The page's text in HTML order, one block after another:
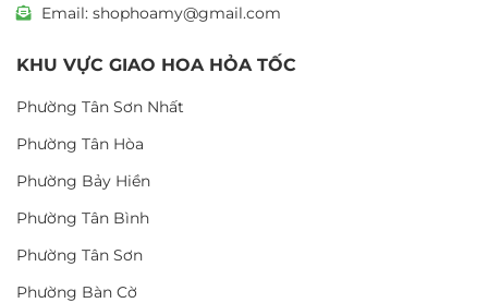
Email: shophoamy@gmail.com
KHU VỰC GIAO HOA HỎA TỐC
Phường Tân Sơn Nhất
Phường Tân Hòa
Phường Bảy Hiền
Phường Tân Bình
Phường Tân Sơn
Phường Bàn Cờ